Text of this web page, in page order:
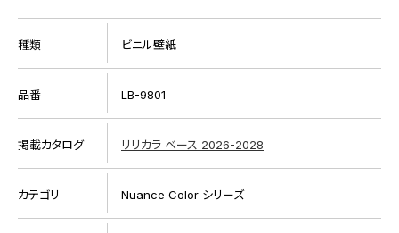
種類 ビニル壁紙
品番 LB-9801
掲載カタログ リリカラ ベース 2026-2028
カテゴリ Nuance Color シリーズ